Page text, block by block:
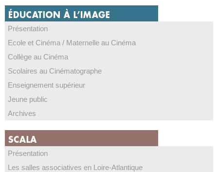
Présentation
Ecole et Cinéma / Maternelle au Cinéma
Collège au Cinéma
Scolaires au Cinématographe
Enseignement supérieur
Jeune public
Archives
Présentation
Les salles associatives en Loire-Atlantique